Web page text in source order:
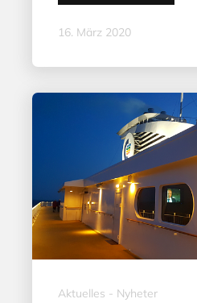
16. März 2020
Aktuelles - Nyheter